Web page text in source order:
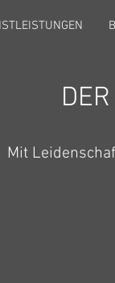
Mit